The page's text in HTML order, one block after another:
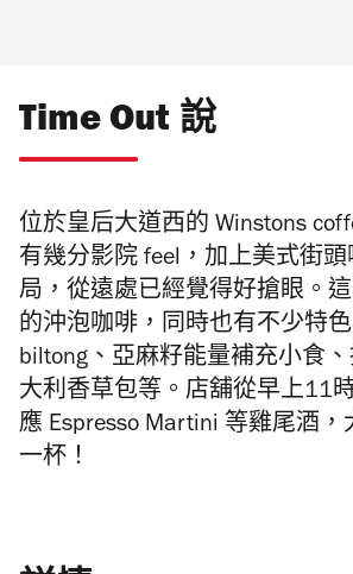
Time Out 說
位於皇后大道西的 Winstons
有幾分影院 feel，加上美式街
局，從遠處已經覺得好搶眼。
的沖泡咖啡，同時也有不少特
biltong、亞麻籽能量補充小食
大利香草包等。店舖從早上11
應 Espresso Martini 等雞尾酒
一杯！